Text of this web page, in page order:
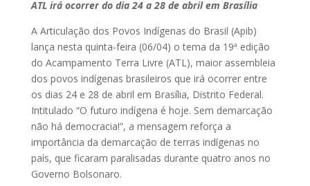
ATL irá ocorrer do dia 24 a 28 de abril em Brasília
A Articulação dos Povos Indígenas do Brasil (Apib)
lança nesta quinta-feira (06/04) o tema da 19ª edição
do Acampamento Terra Livre (ATL), maior assembleia
dos povos indígenas brasileiros que irá ocorrer entre
os dias 24 e 28 de abril em Brasília, Distrito Federal.
Intitulado “O futuro indígena é hoje. Sem demarcação
não há democracia!”, a mensagem reforça a
importância da demarcação de terras indígenas no
país, que ficaram paralisadas durante quatro anos no
Governo Bolsonaro.